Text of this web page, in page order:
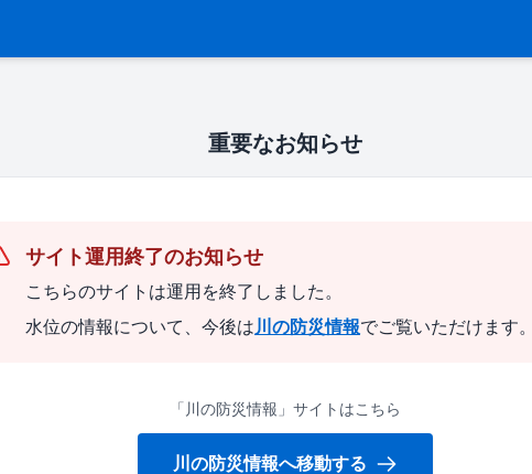
重要なお知らせ
サイト運用終了のお知らせ
こちらのサイトは運用を終了しました。
水位の情報について、今後は 川の防災情報でご覧いただけます
「川の防災情報」サイトはこちら
川の防災情報へ移動する